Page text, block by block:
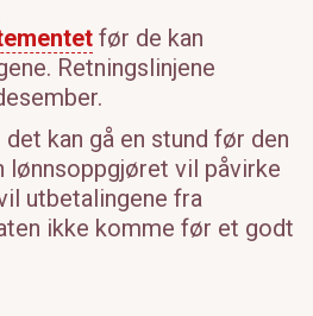
før de kan
Retningslinjene
det kan gå en stund før den
lønnsoppgjøret vil påvirke
utbetalingene fra
ikke komme før et godt